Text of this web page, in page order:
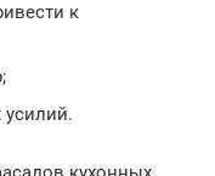
к
усилий.